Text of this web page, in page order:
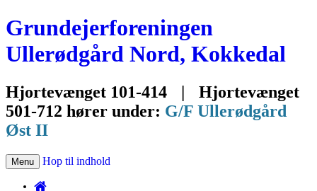
Grundejerforeningen
Ullerødgård Nord, Kokkedal
Hjortevænget 101-414 |
Hjortevænget
501-712 hører under: G/F Ullerødgård
Øst II
Menu Hop til indhold